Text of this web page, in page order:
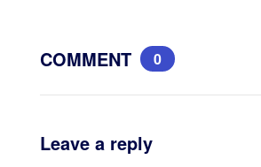
COMMENT 0
Leave a reply